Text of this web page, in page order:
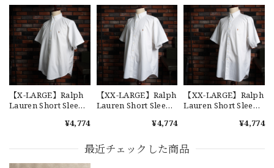
【Cooperstown Ball Cap】Made in USA Baseball Cap "1952 BIRMINGHAM BLACK BARONS" 新品 クーパーズタウンボールキャップ バーミングハムブラックバロンズ 6パネル
GREEN
2026/07/17
【W36】POLO by Ralph Lauren POLO CHINO ポロチノ ラルフローレン ユーズド ショーツ ショートパンツ No.30
2026/07/17
DSA
2026/07/16
【X-LARGE】Ralph
Lauren Short Sleeve
"YARMOUTH" ラルフ
袖 ボタンダウンシャ
¥4,774
【XX-LARGE】Ralph
Lauren Short Sleeve
"YARMOUTH" ラルフ
袖 ボタンダウンシャ
ツ No.119
¥4,774
【XX-LARGE】Ralph
Lauren Short Sleeve
"YARMOUTH" ラルフ
袖 ボタンダウンシャ
ツ No.144
¥4,774
最近チェックした商品